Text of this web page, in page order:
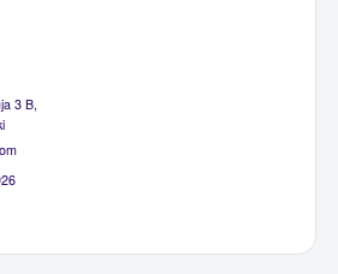
3 B,